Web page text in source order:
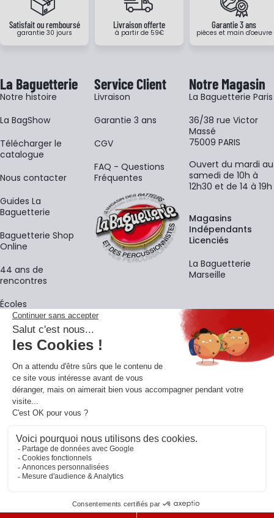
Satisfait ou remboursé
garantie 30 jours
Livraison offerte
à partir de 59€
Garantie 3 ans
pièces et main d'oeuvre
La Baguetterie
Notre histoire
La BagShow
​Télécharger le
catalogue
Nous contacter
Guides La
Baguetterie
Baguetterie Shop
Online
44 ans de
rencontres
Écoles
Service Client
Livraison
Garantie 3 ans
CGV
FAQ - Questions
Fréquentes
Notre Magasin
La Baguetterie Paris
36/38 rue Victor
Massé
75009 PARIS
Ouvert du mardi au
samedi de 10h à
12h30 et de 14 à 19h
Magasins
Indépendants
Licenciés
La Baguetterie
Marseille
La newsletter
Adresse e-mail
En vous inscrivant à notre newsletter, vous acceptez notre
confidentialité.
Retrouvons-nous sur